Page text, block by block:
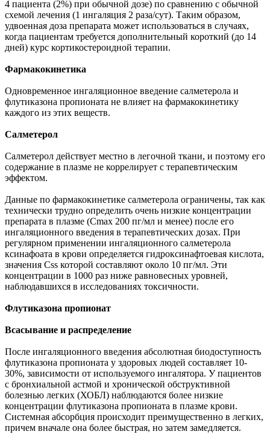
4 пациента (2%) при обычной дозе) по сравнению с обычной
схемой лечения (1 ингаляция 2 раза/сут). Таким образом,
удвоенная доза препарата может использоваться в случаях,
когда пациентам требуется дополнительный короткий (до 14
дней) курс кортикостероидной терапии.
Фармакокинетика
Одновременное ингаляционное введение салметерола и
флутиказона пропионата не влияет на фармакокинетику
каждого из этих веществ.
Салметерол
Салметерол действует местно в легочной ткани, и поэтому его
содержание в плазме не коррелирует с терапевтическим
эффектом.
Данные по фармакокинетике салметерола ограничены, так как
технически трудно определить очень низкие концентрации
препарата в плазме (Cmax 200 пг/мл и менее) после его
ингаляционного введения в терапевтических дозах. При
регулярном применении ингаляционного салметерола
ксинафоата в крови определяется гидроксинафтоевая кислота,
значения Css которой составляют около 10 пг/мл. Эти
концентрации в 1000 раз ниже равновесных уровней,
наблюдавшихся в исследованиях токсичности.
Флутиказона пропионат
Всасывание и распределение
После ингаляционного введения абсолютная биодоступность
флутиказона пропионата у здоровых людей составляет 10-
30%, зависимости от используемого ингалятора. У пациентов
с бронхиальной астмой и хронической обструктивной
болезнью легких (ХОБЛ) наблюдаются более низкие
концентрации флутиказона пропионата в плазме крови.
Системная абсорбция происходит преимущественно в легких,
причем вначале она более быстрая, но затем замедляется.